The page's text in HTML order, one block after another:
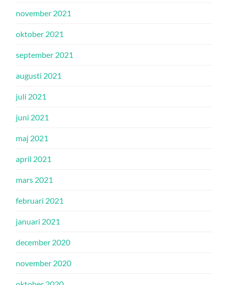
november 2021
oktober 2021
september 2021
augusti 2021
juli 2021
juni 2021
maj 2021
april 2021
mars 2021
februari 2021
januari 2021
december 2020
november 2020